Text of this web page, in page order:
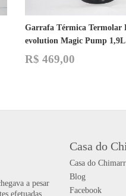
Garrafa Térmica Termolar
evolution Magic Pump 1,9L
R$ 469,00
a pesar
efetuadas
Casa do
Casa do
Blog
Facebook